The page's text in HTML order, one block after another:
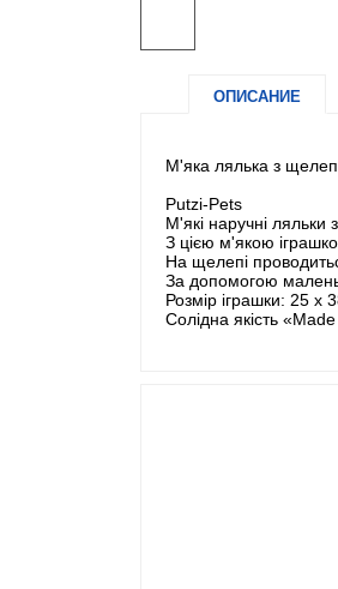
ОПИСАНИЕ
М'яка лялька з
Putzi-Pets
М'які наручні
З цією м'якою
На щелепі
За допомогою
Розмір іграшки: 25 х
Солідна якість